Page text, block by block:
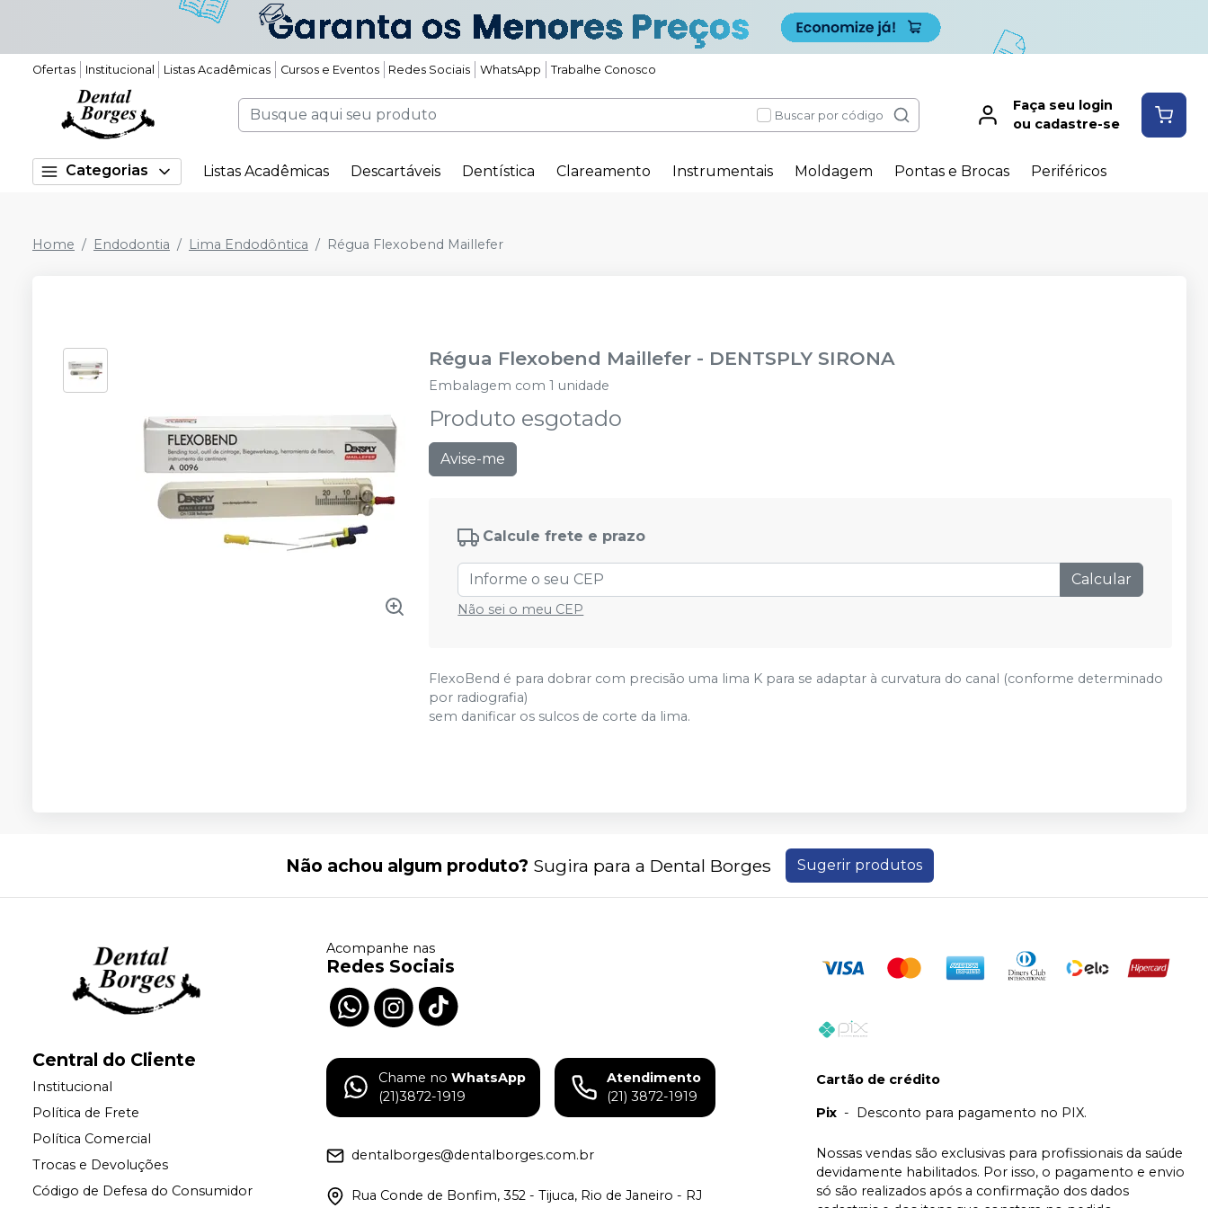
Ofertas Institucional Listas Acadêmicas Cursos e Eventos Redes Sociais WhatsApp Trabalhe Conosco
Buscar por código
Faça seu login
ou cadastre-se
Categorias Listas Acadêmicas Descartáveis Dentística Clareamento Instrumentais Moldagem Pontas e Brocas Periféricos
Home Endodontia Lima Endodôntica Régua Flexobend Maillefer
Régua Flexobend Maillefer - DENTSPLY SIRONA
Embalagem com 1 unidade
Produto esgotado
Avise-me
Calcule frete e prazo
Calcular
Não sei o meu CEP
FlexoBend é para dobrar com precisão uma lima K para se adaptar à curvatura do canal (conforme determinado
por radiografia)
sem danificar os sulcos de corte da lima.
Não achou algum produto? Sugira para a Dental Borges Sugerir produtos
Central do Cliente
Institucional
Política de Frete
Política Comercial
Trocas e Devoluções
Código de Defesa do Consumidor
Acompanhe nas
Redes Sociais
Chame no WhatsApp
(21)3872-1919
Atendimento
(21) 3872-1919
dentalborges@dentalborges.com.br
Rua Conde de Bonfim, 352 - Tijuca, Rio de Janeiro - RJ
Cartão de crédito
Pix - Desconto para pagamento no PIX.
Nossas vendas são exclusivas para profissionais da saúde
devidamente habilitados. Por isso, o pagamento e envio
só são realizados após a confirmação dos dados